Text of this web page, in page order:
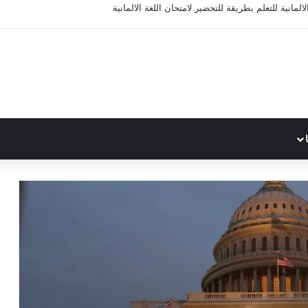
للتعلم بطريقة للتحضير لامتحان اللغة الالمانية